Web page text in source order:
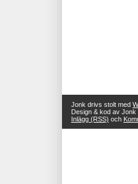
Jonk drivs stolt med
Design & kod av Jonk
Inlägg (RSS) och